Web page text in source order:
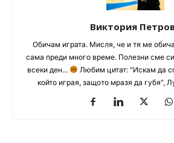
Виктория
Обичам играта. Мисля, че и тя ме
сама преди много време. Полезни сме
всеки ден...
Любим цитат: "Искам да
който играя, защото мразя да губя",